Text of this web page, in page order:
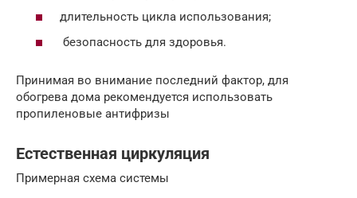
длительность цикла использования;
безопасность для здоровья.
Принимая во внимание последний фактор, для
обогрева дома рекомендуется использовать
пропиленовые антифризы
Естественная циркуляция
Примерная схема системы